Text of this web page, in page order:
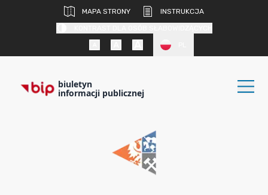
MAPA STRONY
INSTRUKCJA
biuletyn
informacji publicznej